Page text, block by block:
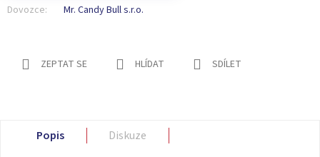
Dovozce: Mr. Candy Bull s.r.o.
ZEPTAT SE HLÍDAT SDÍLET
Popis
Diskuze